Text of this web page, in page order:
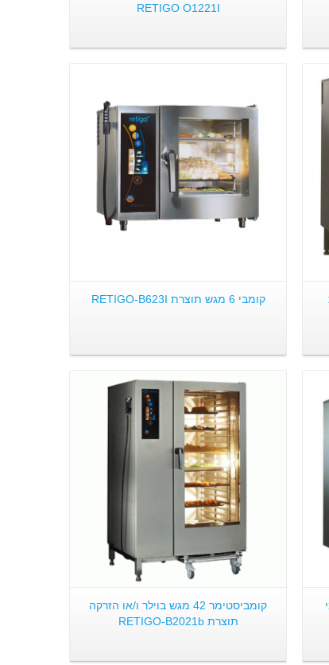
RETIGO O1221I
פרטים:
קומבי 6 מגש תוצרת RETIGO-B623I
פרטים:
קומביסטימר 42 מגש בוילר ו/או הזרקה
תוצרת RETIGO-B2021b